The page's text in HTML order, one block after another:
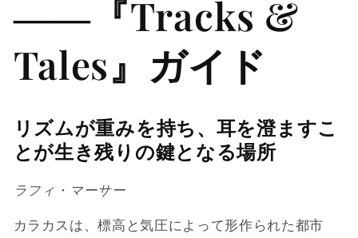
――『Tracks &
Tales』ガイド
リズムが重みを持ち、耳を澄ますこ
とが生き残りの鍵となる場所
ラフィ・マーサー
カラカスは、標高と気圧によって形作られた都市